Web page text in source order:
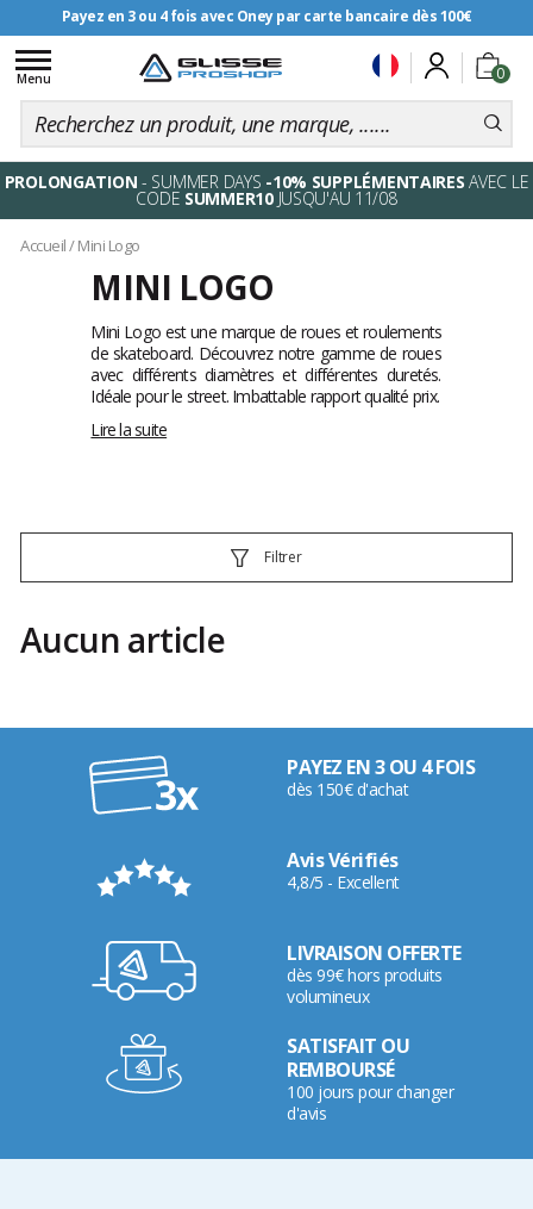
Payez en 3 ou 4 fois avec Oney par carte bancaire dès 100€
0
Toggle
navigation
Menu
PROLONGATION - SUMMER DAYS -10% SUPPLÉMENTAIRES AVEC LE
CODE SUMMER10JUSQU'AU 11/08
Accueil/Mini Logo
MINI LOGO
Mini Logo est une marque de roues et roulements
de skateboard. Découvrez notre gamme de roues
avec différents diamètres et différentes duretés.
Idéale pour le street. Imbattable rapport qualité prix.
Lire la suite
Filtrer
Aucun article
PAYEZ EN 3 OU 4 FOIS
dès 150€ d'achat
Avis Vérifiés
4,8/5 - Excellent
LIVRAISON OFFERTE
dès 99€ hors produits
volumineux
SATISFAIT OU
REMBOURSÉ
100 jours pour changer
d'avis